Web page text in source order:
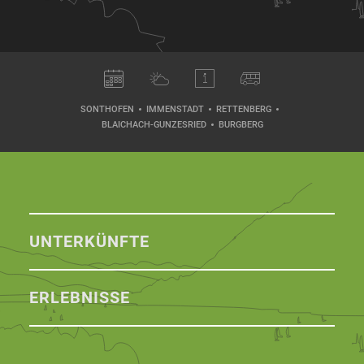
SONTHOFEN IMMENSTADT
RETTENBERG
BLAICHACH-GUNZESRIED
BURGBERG
UNTERKÜNFTE
ERLEBNISSE